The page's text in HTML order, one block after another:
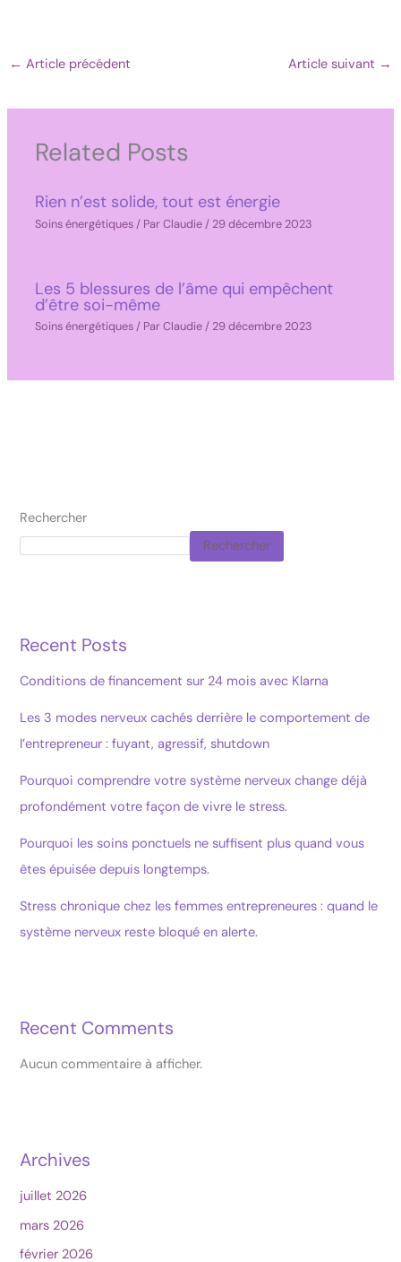
Rechercher
Rechercher
Recent Posts
Conditions de financement sur 24 mois avec Klarna
Les 3 modes nerveux cachés derrière le comportement de
l’entrepreneur : fuyant, agressif, shutdown
Pourquoi comprendre votre système nerveux change déjà
profondément votre façon de vivre le stress.
Pourquoi les soins ponctuels ne suffisent plus quand vous
êtes épuisée depuis longtemps.
Stress chronique chez les femmes entrepreneures : quand le
système nerveux reste bloqué en alerte.
Recent Comments
Aucun commentaire à afficher.
Archives
juillet 2026
mars 2026
février 2026
← Article précédent Article suivant →
Related Posts
Rien n’est solide, tout est énergie
Soins énergétiques / ParClaudie / 29 décembre 2023
Les 5 blessures de l’âme qui empêchent
d’être soi-même
Soins énergétiques / ParClaudie / 29 décembre 2023